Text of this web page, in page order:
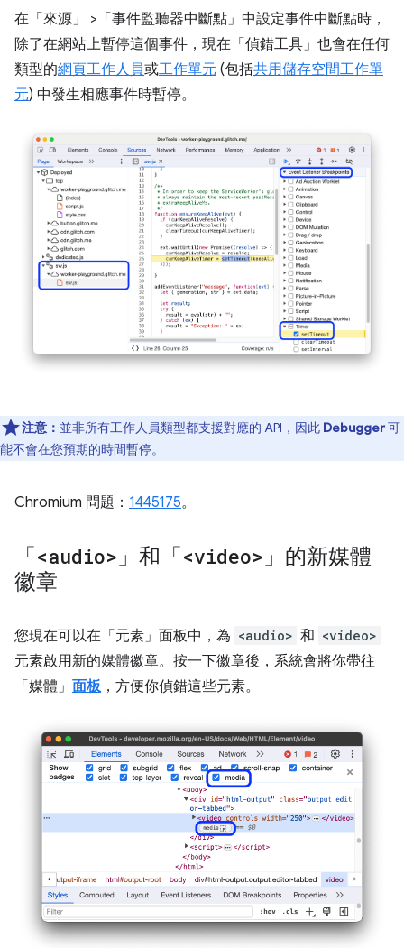
在「來源」 >「事件監聽器中斷點」 中設定事件中斷點時，
除了在網站上暫停這個事件，現在「偵錯工具」 也會在任何
類型的網頁工作人員或工作單元 (包括共用儲存空間工作單
元) 中發生相應事件時暫停。
注意： 並非所有工作人員類型都支援對應的 API，因此 Debugger可
能不會在您預期的時間暫停。
Chromium 問題： 1445175。
「<audio> 」和「<video> 」的新媒體
徽章
您現在可以在「元素」 面板中，為 <audio> 和 <video>
元素啟用新的媒體徽章。按一下徽章後，系統會將你帶往
「媒體」 面板，方便你偵錯這些元素。